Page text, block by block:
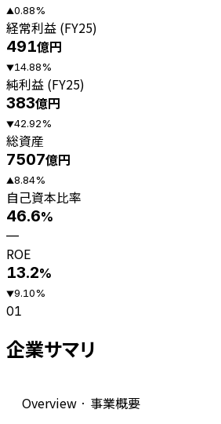
▲0.88%
経常利益 (FY25)
491億円
▼14.88%
純利益 (FY25)
383億円
▼42.92%
総資産
7507億円
▲8.84%
自己資本比率
46.6%
—
ROE
13.2%
▼9.10%
01
企業サマリ
Overview · 事業概要